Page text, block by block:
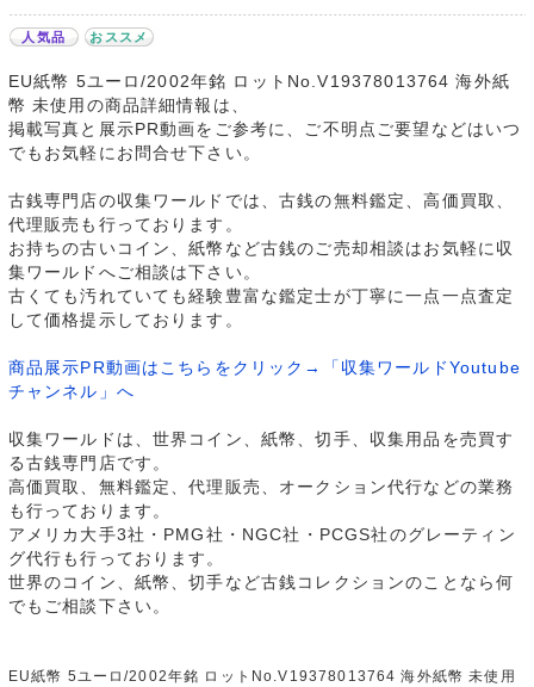
人気品 おススメ
EU紙幣 5ユーロ/2002年銘 ロットNo.V19378013764 海外紙
幣 未使用の商品詳細情報は、
掲載写真と展示PR動画をご参考に、ご不明点ご要望などはいつ
でもお気軽にお問合せ下さい。
古銭専門店の収集ワールドでは、古銭の無料鑑定、高価買取、
代理販売も行っております。
お持ちの古いコイン、紙幣など古銭のご売却相談はお気軽に収
集ワールドへご相談は下さい。
古くても汚れていても経験豊富な鑑定士が丁寧に一点一点査定
して価格提示しております。
商品展示PR動画はこちらをクリック→「収集ワールドYoutube
チャンネル」へ
収集ワールドは、世界コイン、紙幣、切手、収集用品を売買す
る古銭専門店です。
高価買取、無料鑑定、代理販売、オークション代行などの業務
も行っております。
アメリカ大手3社・PMG社・NGC社・PCGS社のグレーティン
グ代行も行っております。
世界のコイン、紙幣、切手など古銭コレクションのことなら何
でもご相談下さい。
EU紙幣 5ユーロ/2002年銘 ロットNo.V19378013764 海外紙幣 未使用